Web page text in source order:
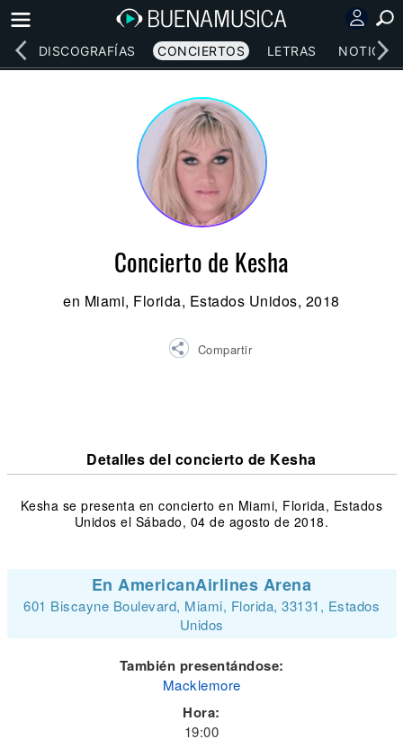
DISCOGRAFÍAS CONCIERTOS LETRAS NOTICIAS
Concierto de Kesha
en Miami, Florida, Estados Unidos, 2018
Compartir
Detalles del concierto de Kesha
Kesha se presenta en concierto en Miami, Florida, Estados
Unidos el Sábado, 04 de agosto de 2018.
En AmericanAirlines Arena
601 Biscayne Boulevard, Miami, Florida, 33131, Estados
Unidos
También presentándose:
Macklemore
Hora:
19:00